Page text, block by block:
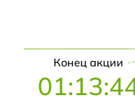
Конец акции